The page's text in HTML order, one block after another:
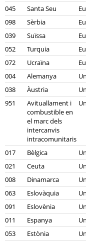
045
Santa Seu
098
Sèrbia
039
Suïssa
052
Turquia
072
Ucraïna
004
Alemanya
038
Àustria
951
Avituallament i
combustible en
el marc dels
intercanvis
intracomunitaris
017 Bèlgica
021
Ceuta
008
Dinamarca
063
Eslovàquia
091
Eslovènia
011
Espanya
053
Estònia